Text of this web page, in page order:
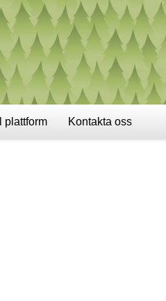
plattform Kontakta oss